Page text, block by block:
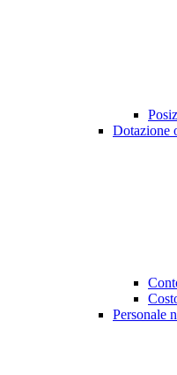
Dotazione
Personale